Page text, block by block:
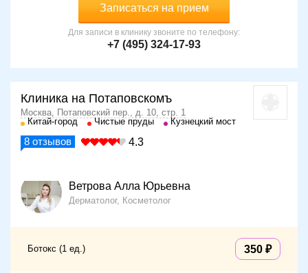
Записаться на прием
Для записи в клинику звоните по телефону:
+7 (495) 324-17-93
Клиника на Потаповскомъ
Москва, Потаповский пер., д. 10, стр. 1
Китай-город
Чистые пруды Кузнецкий мост
8 отзывов 4.3
Ветрова Алла Юрьевна
Дерматолог, Косметолог
Ботокс (1 ед.) 350